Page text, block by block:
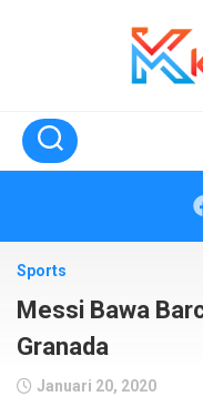
Sports
Messi Bawa
Granada
Januari 20, 2020